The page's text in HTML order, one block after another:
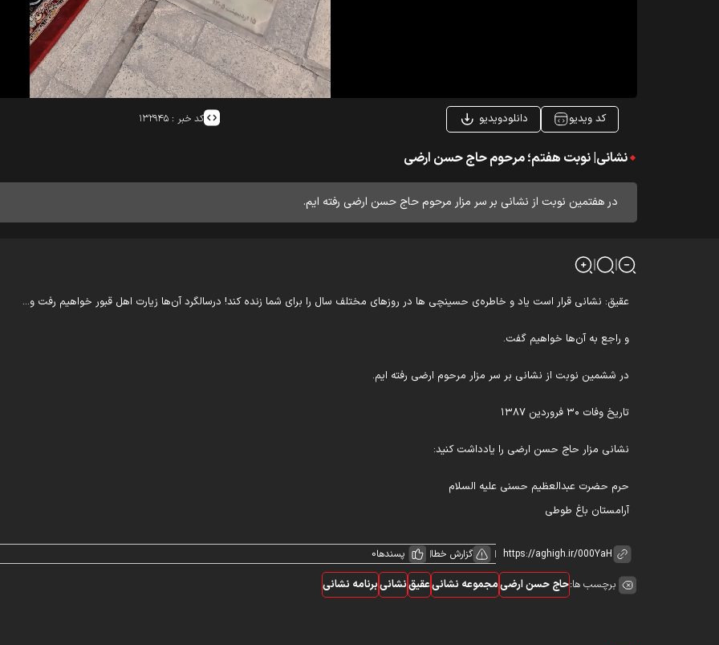
کد ویدیو دانلودویدیو کد خبر :۱۳۲۹۴۵
نشانی| نوبت هفتم؛ مرحوم حاج حسن ارضی
در هفتمین نوبت از نشانی بر سر مزار مرحوم حاج حسن ارضی رفته ایم.
عقیق: نشانی قرار است یاد و خاطره‌ی حسینچی ها در روزهای مختلف سال را برای شما زنده کند! درسالگرد آن‌ها زیارت اهل قبور خواهیم رفت و...
و راجع به آن‌ها خواهیم گفت.
در ششمین نوبت از نشانی بر سر مزار مرحوم ارضی رفته ایم.
تاریخ وفات ۳۰ فروردین ۱۳۸۷
نشانی مزار حاج حسن ارضی را یادداشت کنید:
حرم حضرت عبدالعظیم حسنی علیه السلام
آرامستان باغ طوطی
گزارش خطا پسندها0
برچسب ها:حاج حسن ارضیمجموعه نشانیعقیقنشانیبرنامه نشانی